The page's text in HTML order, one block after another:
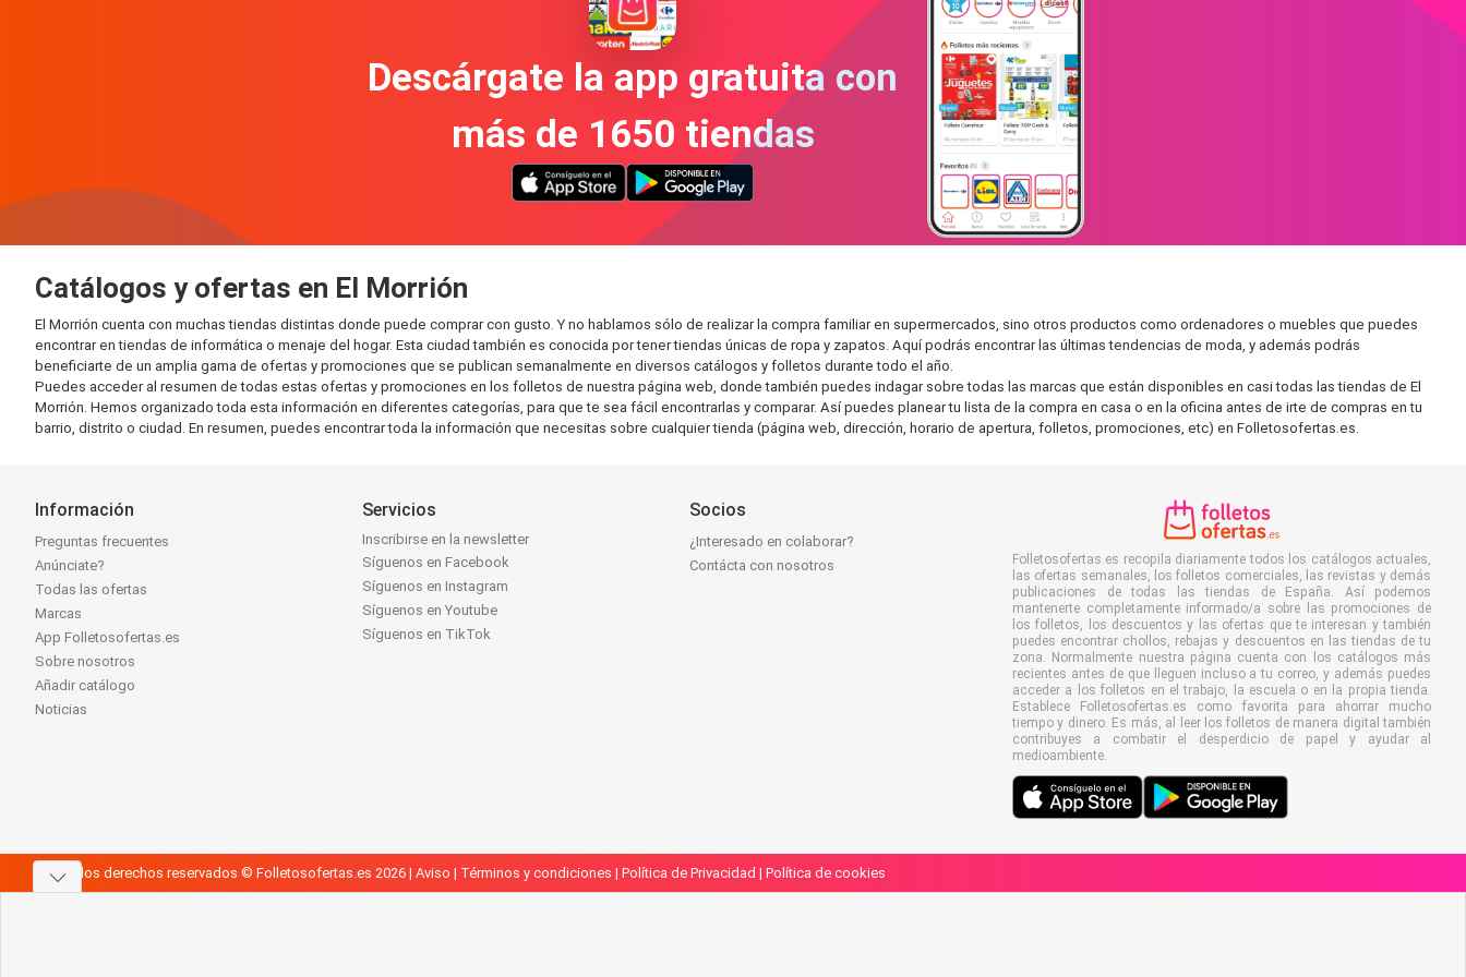
Descárgate la app gratuita con
más de 1650 tiendas
Catálogos y ofertas en El Morrión
El Morrión cuenta con muchas tiendas distintas donde puede comprar con gusto. Y no hablamos sólo de realizar la compra familiar en supermercados, sino otros productos como ordenadores o muebles que puedes
encontrar en tiendas de informática o menaje del hogar. Esta ciudad también es conocida por tener tiendas únicas de ropa y zapatos. Aquí podrás encontrar las últimas tendencias de moda, y además podrás
beneficiarte de un amplia gama de ofertas y promociones que se publican semanalmente en diversos catálogos y folletos durante todo el año.
Puedes acceder al resumen de todas estas ofertas y promociones en los folletos de nuestra página web, donde también puedes indagar sobre todas las marcas que están disponibles en casi todas las tiendas de El
Morrión. Hemos organizado toda esta información en diferentes categorías, para que te sea fácil encontrarlas y comparar. Así puedes planear tu lista de la compra en casa o en la oficina antes de irte de compras en tu
barrio, distrito o ciudad. En resumen, puedes encontrar toda la información que necesitas sobre cualquier tienda (página web, dirección, horario de apertura, folletos, promociones, etc) en Folletosofertas.es.
Información
Preguntas frecuentes
Anúnciate?
Todas las ofertas
Marcas
App Folletosofertas.es
Sobre nosotros
Añadir catálogo
Noticias
Servicios
Inscribirse en la newsletter
Síguenos en Facebook
Síguenos en Instagram
Síguenos en Youtube
Síguenos en TikTok
Socios
¿Interesado en colaborar?
Contácta con nosotros
Folletosofertas.es recopila diariamente todos los catálogos actuales,
las ofertas semanales, los folletos comerciales, las revistas y demás
publicaciones de todas las tiendas de España. Así podemos
mantenerte completamente informado/a sobre las promociones de
los folletos, los descuentos y las ofertas que te interesan y también
puedes encontrar chollos, rebajas y descuentos en las tiendas de tu
zona. Normalmente nuestra página cuenta con los catálogos más
recientes antes de que lleguen incluso a tu correo, y además puedes
acceder a los folletos en el trabajo, la escuela o en la propia tienda.
Establece Folletosofertas.es como favorita para ahorrar mucho
tiempo y dinero. Es más, al leer los folletos de manera digital también
contribuyes a combatir el desperdicio de papel y ayudar al
medioambiente.
Todos los derechos reservados © Folletosofertas.es 2026 | Aviso | Términos y condiciones | Política de Privacidad | Política de cookies